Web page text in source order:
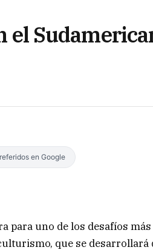
el
en Google
para uno de los desafíos
que se desarrollará